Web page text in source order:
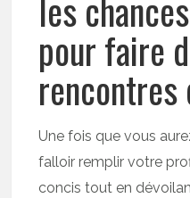
les
pour faire
Une fois que vous
falloir remplir votre
concis tout en